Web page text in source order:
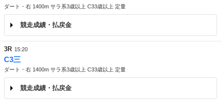
ダート・右 1400m サラ系3歳以上 C33歳以上 定量
競走成績・払戻金
3R 15:20
C3三
ダート・右 1400m サラ系3歳以上 C33歳以上 定量
競走成績・払戻金